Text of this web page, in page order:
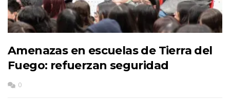
Amenazas en escuelas de Tierra del
Fuego: refuerzan seguridad
0